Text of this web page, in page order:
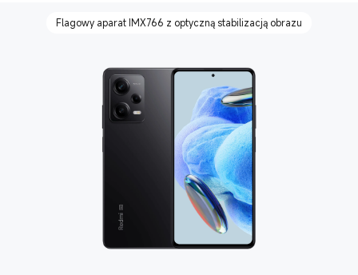
Flagowy aparat IMX766 z optyczną stabilizacją obrazu